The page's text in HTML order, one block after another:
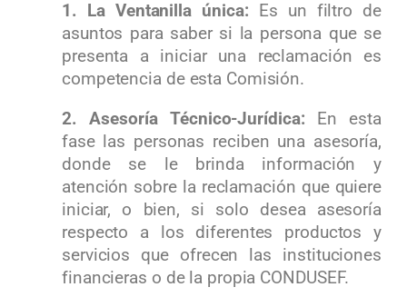
1. La Ventanilla única: Es un filtro de
asuntos para saber si la persona que se
presenta a iniciar una reclamación es
competencia de esta Comisión.
2. Asesoría Técnico-Jurídica: En esta
fase las personas reciben una asesoría,
donde se le brinda información y
atención sobre la reclamación que quiere
iniciar, o bien, si solo desea asesoría
respecto a los diferentes productos y
servicios que ofrecen las instituciones
financieras o de la propia CONDUSEF.